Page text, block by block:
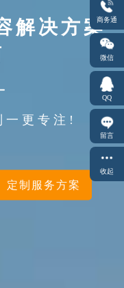
解决方案
一更专注!
定制服务方案
解决方案
一更专注!
定制服务方案
商务通
微信
QQ
留言
收起